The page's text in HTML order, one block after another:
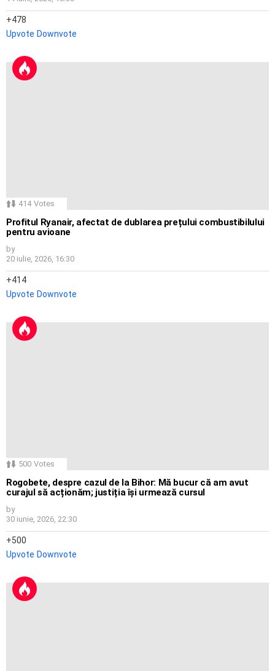
478
Upvote Downvote
414 Votes
Profitul Ryanair, afectat de dublarea prețului combustibilului
pentru avioane
by
20 iulie, 2026, 16:30
414
Upvote Downvote
500 Votes
Rogobete, despre cazul de la Bihor: Mă bucur că am avut
curajul să acționăm; justiția își urmează cursul
by
30 iunie, 2026, 22:30
500
Upvote Downvote